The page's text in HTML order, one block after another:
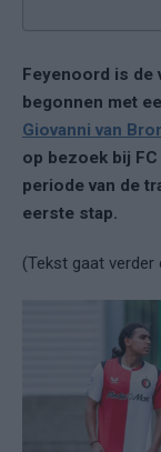
Feyenoord is de
begonnen met
Giovanni van
op bezoek bij
periode van de
eerste stap.
(Tekst gaat verder